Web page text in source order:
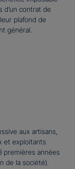
d’un contrat de
plafond de
général.
aux artisans,
et exploitants
premières années
de la société).